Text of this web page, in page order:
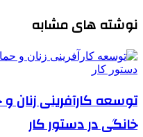
نوشته های مشابه
توسعه کارآفرینی زنان
خانگی در دستور کار